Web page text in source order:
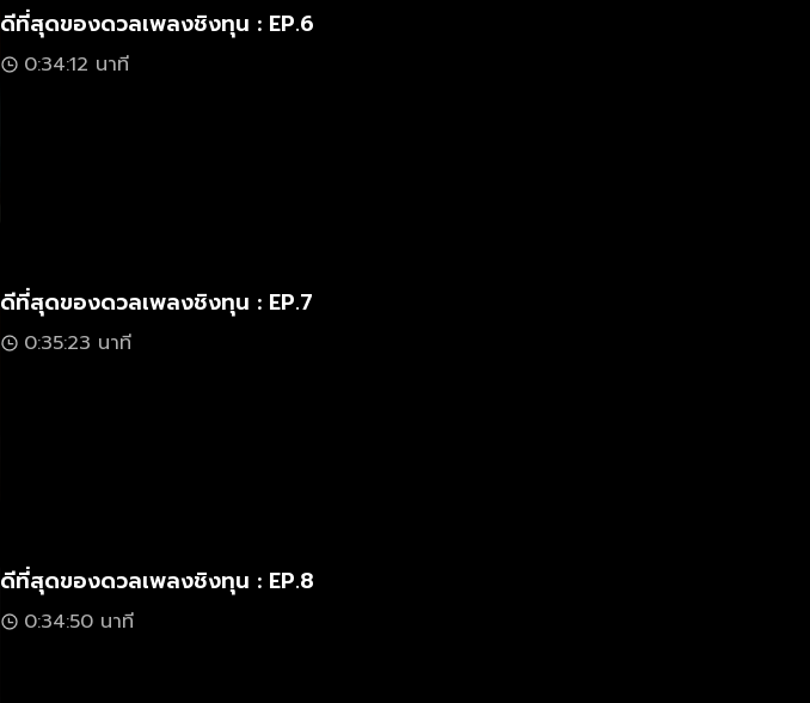
ดีที่สุดของดวลเพลงชิงทุน : EP.6
0:34:12 นาที
ดีที่สุดของดวลเพลงชิงทุน : EP.7
0:35:23 นาที
ดีที่สุดของดวลเพลงชิงทุน : EP.8
0:34:50 นาที